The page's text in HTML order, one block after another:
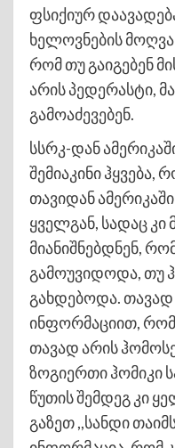
ფსიქიურ
ხელოვნების
რომ თუ გაიგებენ
არის პედერასტი,
გამოაძევებენ.
სსრკ-დან
შემიაკინი ჰყვება,
თავიდან
ყველგან, სადაც
მიანიშნებდნენ,
გამოუვიდოდა, თუ
გახდებოდა.
ინფორმაციით,
თავად არის
ზოგიერთი ჰომიკი
წუთის შემდეგ კი
გაზეთ ,,სანდი